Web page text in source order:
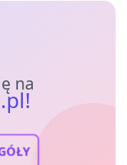
na